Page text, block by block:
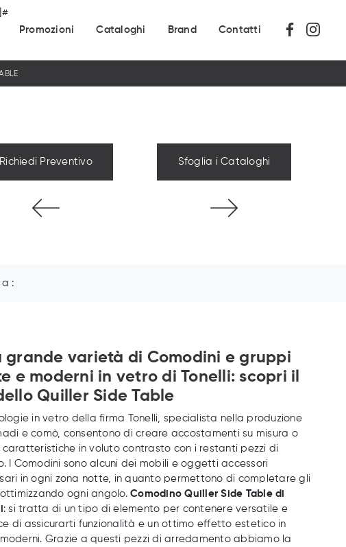
Promozioni
Cataloghi Brand Contatti
Richiedi Preventivo Sfoglia i Cataloghi
a :
grande varietà di Comodini e gruppi
e moderni in vetro di Tonelli: scopri il
Quiller Side Table
in vetro della firma Tonelli, specialista nella produzione
e comò, consentono di creare accostamenti su misura o
in voluto contrasto con i restanti pezzi di
I Comodini sono alcuni dei mobili e oggetti accessori
in ogni zona notte, in quanto permettono di completare gli
ogni angolo. Comodino Quiller Side Table di
: si tratta di un tipo di elemento per contenere versatile e
di assicurarti funzionalità e un ottimo effetto estetico in
Grazie a questi pezzi di arredamento abbiamo la